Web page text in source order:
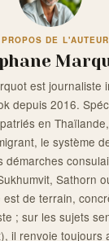
DE L'AUTEUR
est journaliste
depuis 2016.
en
le système
démarches
Sathorn
de terrain,
; sur les sujets
il renvoie toujours